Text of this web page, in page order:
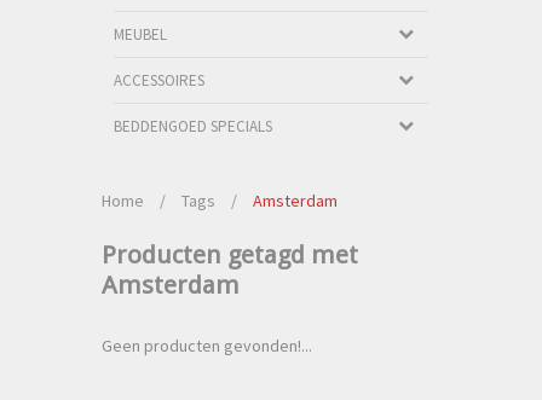
MEUBEL
ACCESSOIRES
BEDDENGOED SPECIALS
Home / Tags / Amsterdam
Producten getagd met
Amsterdam
Geen producten gevonden!...